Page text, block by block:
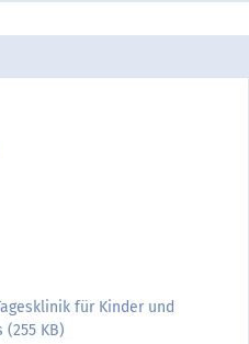
für Kinder und
KB)